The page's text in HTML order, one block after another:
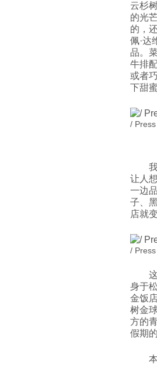
云杉
的光
的，
佩·达
品。
牛排
或者
下甜
/
让人
一边
子、
店就
/
身于
金饭
树金
方的
假期